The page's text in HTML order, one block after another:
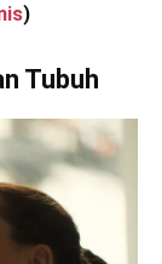
)
Tubuh